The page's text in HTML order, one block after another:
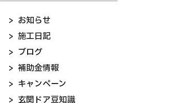
お知らせ
施工日記
ブログ
補助金情報
キャンペーン
玄関ドア豆知識